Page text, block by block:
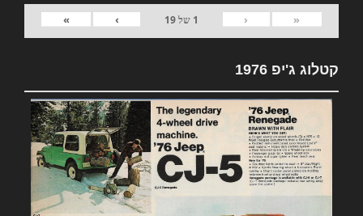
«
‹
1 של19
›
»
קטלוג ג'יפ 1976